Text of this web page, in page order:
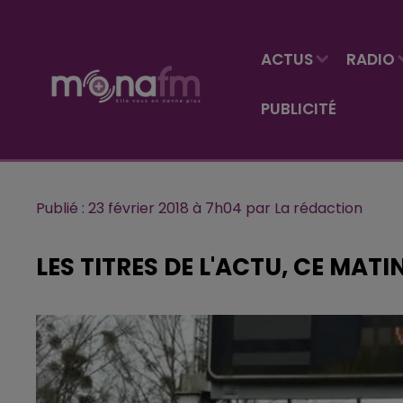
ACTUS RADIO
PUBLICITÉ
Publié : 23 février 2018 à 7h04 par La rédaction
LES TITRES DE L'ACTU, CE